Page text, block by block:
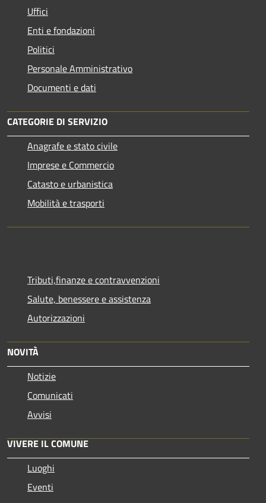
Uffici
Enti e fondazioni
Politici
Personale Amministrativo
Documenti e dati
CATEGORIE DI SERVIZIO
Anagrafe e stato civile
Imprese e Commercio
Catasto e urbanistica
Mobilità e trasporti
Tributi,finanze e contravvenzioni
Salute, benessere e assistenza
Autorizzazioni
NOVITÀ
Notizie
Comunicati
Avvisi
VIVERE IL COMUNE
Luoghi
Eventi